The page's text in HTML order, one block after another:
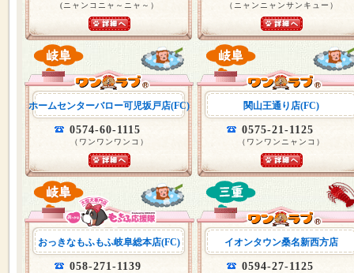
(ニャンコニャ～ニャ～） （ニャンニャンサンキュー）
ホームセンターバロー可児坂戸店(FC)
0574-60-1115
（ワンワンワンコ）
関山王通り店(FC)
0575-21-1125
（ワンワンニャンコ）
おっきなもふもふ岐阜総本店(FC)
058-271-1139
イオンタウン桑名新西方店
0594-27-1125